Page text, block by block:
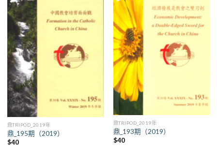
鼎TRIPOD_2019年
鼎_195期（2019）
$40
鼎TRIPOD_2019年
鼎_193期（2019）
$40